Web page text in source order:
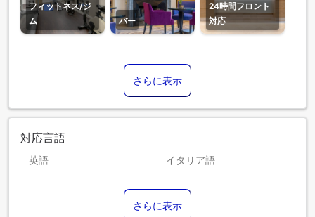
フィットネス/ジ
ム
バー
24時間フロント
対応
さらに表示
対応言語
英語 イタリア語
ロシア語
さらに表示